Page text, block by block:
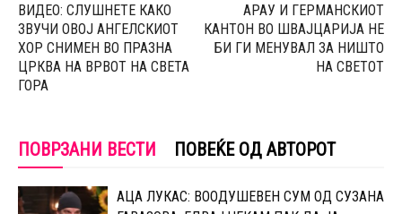
ВИДЕО: СЛУШНЕТЕ КАКО
ЗВУЧИ ОВОЈ АНГЕЛСКИОТ
ХОР СНИМЕН ВО ПРАЗНА
ЦРКВА НА ВРВОТ НА СВЕТА
ГОРА
АРАУ И ГЕРМАНСКИОТ
КАНТОН ВО ШВАЈЦАРИЈА НЕ
БИ ГИ МЕНУВАЛ ЗА НИШТО
НА СВЕТОТ
ПОВРЗАНИ ВЕСТИ ПОВЕЌЕ ОД АВТОРОТ
АЦА ЛУКАС: ВООДУШЕВЕН СУМ ОД СУЗАНА